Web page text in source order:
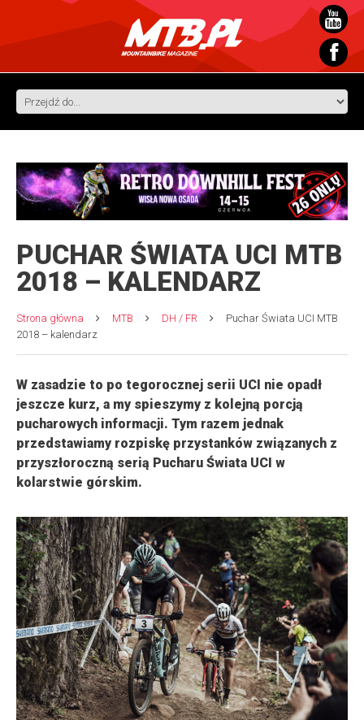
PUCHAR ŚWIATA UCI MTB
2018 – KALENDARZ
Strona główna MTB DH / FR
Puchar Świata UCI MTB
2018 – kalendarz
W zasadzie to po tegorocznej serii UCI nie opadł
jeszcze kurz, a my spieszymy z kolejną porcją
pucharowych informacji. Tym razem jednak
przedstawiamy rozpiskę przystanków związanych z
przyszłoroczną serią Pucharu Świata UCI w
kolarstwie górskim.